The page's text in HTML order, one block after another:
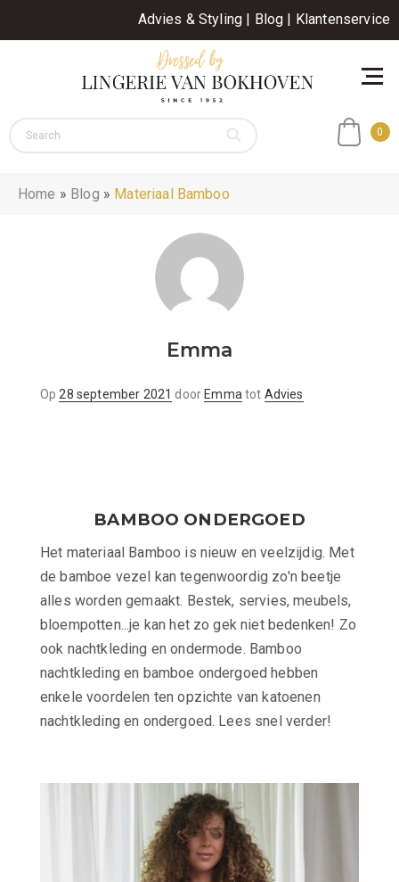
Advies & Styling | Blog | Klantenservice
0
Home » Blog » Materiaal Bamboo
Emma
Op geplaatst
28 september 2021 door Emma tot Advies
BAMBOO ONDERGOED
Het materiaal Bamboo is nieuw en veelzijdig. Met
de bamboe vezel kan tegenwoordig zo'n beetje
alles worden gemaakt. Bestek, servies, meubels,
bloempotten...je kan het zo gek niet bedenken! Zo
ook nachtkleding en ondermode. Bamboo
nachtkleding en bamboe ondergoed hebben
enkele voordelen ten opzichte van katoenen
nachtkleding en ondergoed. Lees snel verder!